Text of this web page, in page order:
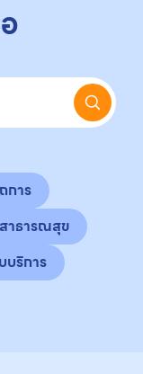
การ
าธารณสุข
บริการ